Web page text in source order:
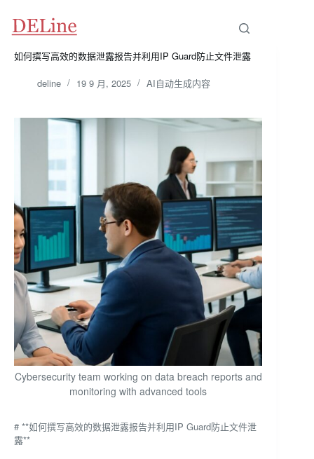
如何撰写高效的数据泄露报告并利用IP Guard防止文件泄露
deline 19 9 月, 2025 AI自动生成内容
Cybersecurity team working on data breach reports and
monitoring with advanced tools
# **如何撰写高效的数据泄露报告并利用IP Guard防止文件泄
露**